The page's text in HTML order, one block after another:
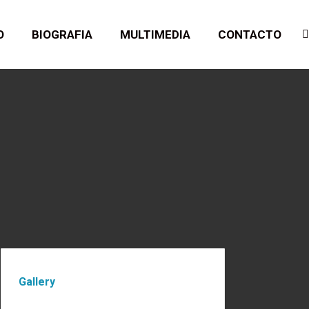
BIOGRAFIA MULTIMEDIA CONTACTO
Gallery